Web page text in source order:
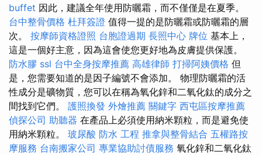
buffet 因此，建議全年使用防曬霜，而不僅僅是在夏季。
台中整骨價格 杜拜簽證 值得一提的是防曬霜或防曬霜的層
次。 按摩師資格證照 台胞證過期 長照中心 牌位 基本上，
這是一個好主意，因為這會使您更好地為皮膚提供保護。
防水膠 ssl 台中全身按摩推薦 高雄律師 打掃阿姨價格 但
是，您需要知道的是因子編號不會添加。 物理防曬霜的活
性成分是礦物質，您可以在稱為氧化鋅和二氧化鈦的成分之
間找到它們。 護照換發 外燴推薦 關鍵字 西屯區按摩推薦
偵探公司 助聽器 在產品上必須使用納米顆粒，而是避免使
用納米顆粒。 玻尿酸 防水 工程 推拿與整骨結合 五權路按
摩服務 台南搬家公司 專業協助討債服務 氧化鋅和二氧化鈦